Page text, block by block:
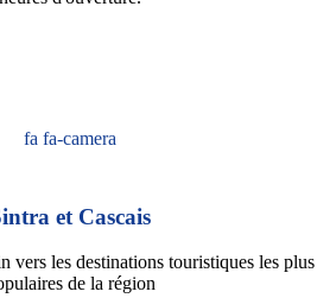
fa fa-camera
et Cascais
vers les destinations touristiques les plus
de la région